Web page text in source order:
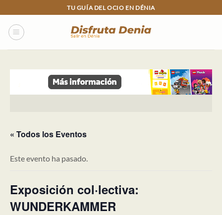
to
content
TU GUÍA DEL OCIO EN DÉNIA
« Todos los Eventos
Este evento ha pasado.
Exposición col·lectiva:
WUNDERKAMMER